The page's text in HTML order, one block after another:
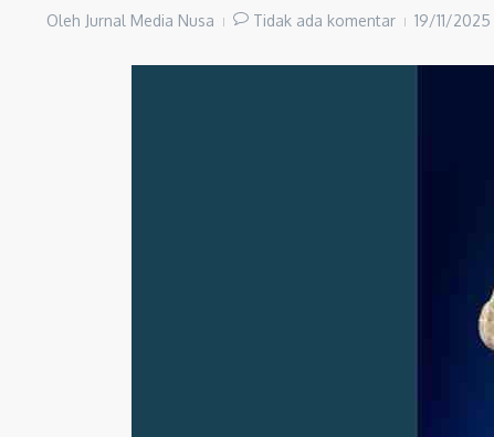
Oleh Jurnal Media Nusa Tidak ada komentar 19/11/2025